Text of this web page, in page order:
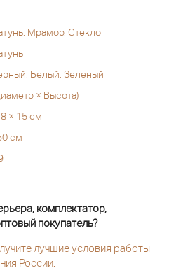
Мрамор, Стекло
Белый, Зеленый
× Высота)
× 15 см
см
комплектатор,
покупатель?
лучшие условия работы
России.